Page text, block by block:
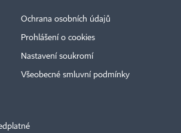
Ochrana osobních údajů
Prohlášení o cookies
Nastavení soukromí
Všeobecné smluvní podmínky